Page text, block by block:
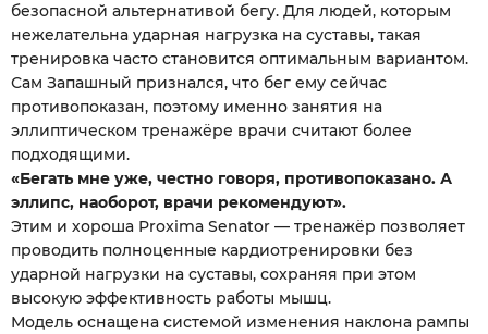
безопасной альтернативой бегу. Для людей, которым
нежелательна ударная нагрузка на суставы, такая
тренировка часто становится оптимальным вариантом.
Сам Запашный признался, что бег ему сейчас
противопоказан, поэтому именно занятия на
эллиптическом тренажёре врачи считают более
подходящими.
«Бегать мне уже, честно говоря, противопоказано. А
эллипс, наоборот, врачи рекомендуют».
Этим и хороша Proxima Senator — тренажёр позволяет
проводить полноценные кардиотренировки без
ударной нагрузки на суставы, сохраняя при этом
высокую эффективность работы мышц.
Модель оснащена системой изменения наклона рампы